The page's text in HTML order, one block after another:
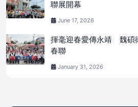
聯展開幕
June 17, 2026
揮毫迎春愛傳永靖 魏碩
春聯
January 31, 2026